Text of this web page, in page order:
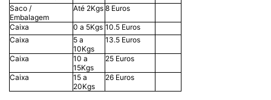
Saco /
Embalagem
Até 2Kgs 8 Euros
Caixa 0 a 5Kgs 10.5 Euros
Caixa
5 a
10Kgs
13.5 Euros
Caixa
10 a
15Kgs
25 Euros
Caixa
15 a
20Kgs
26 Euros